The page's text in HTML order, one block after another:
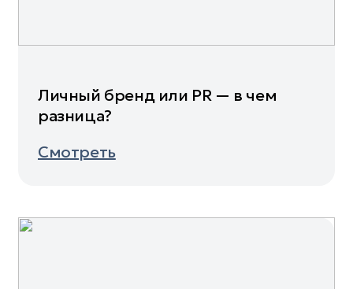
Личный бренд или PR — в чем
разница?
Смотреть